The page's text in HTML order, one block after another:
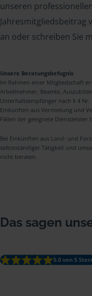
unseren
Jahresmitgliedsbeitrag
an oder schreiben Sie
Unsere Beratungsbefugnis
Im Rahmen einer Mitgliedschaft
Arbeitnehmer, Beamte,
Unterhaltsempfänger nach § 4 Nr.
Einkünften aus Vermietung und
Fällen der geeignete Dienstleister
Bei Einkünften aus Land- und
selbstständiger Tätigkeit und
nicht beraten.
Das sagen
5.0 von 5